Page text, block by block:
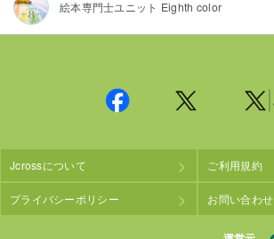
絵本専門士ユニット Eighth color
Jcrossについて ご利用規約
プライバシーポリシー お問い合わせ